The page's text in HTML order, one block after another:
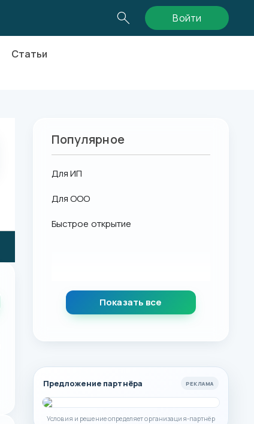
Войти
Статьи
Популярное
Для ИП
Для ООО
Быстрое открытие
Показать все
Предложение партнёра РЕКЛАМА
Условия и решение определяет организация-партнёр